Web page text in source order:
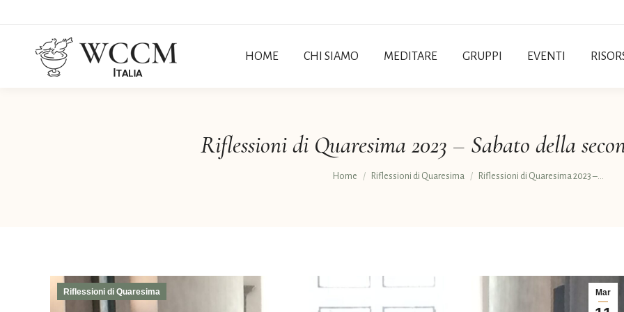
HOME CHI SIAMO MEDITARE GRUPPI EVENTI
Riflessioni di Quaresima 2023 – Sabato della
Tu sei qui:
Home Riflessioni di Quaresima Riflessioni di Quaresima 2023 –…
Mar
Riflessioni di Quaresima